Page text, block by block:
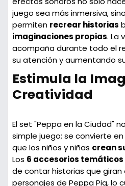
juego sea más inmersiva,
permiten recrear historias
imaginaciones propias. La
acompaña durante todo el
su atención y aumentando
Estimula la
Creatividad
El set "Peppa en la Ciudad"
simple juego; se convierte
que los niños y niñas crean
Los 6 accesorios temáticos
de contar historias que giran
personajes de Peppa Pig, lo